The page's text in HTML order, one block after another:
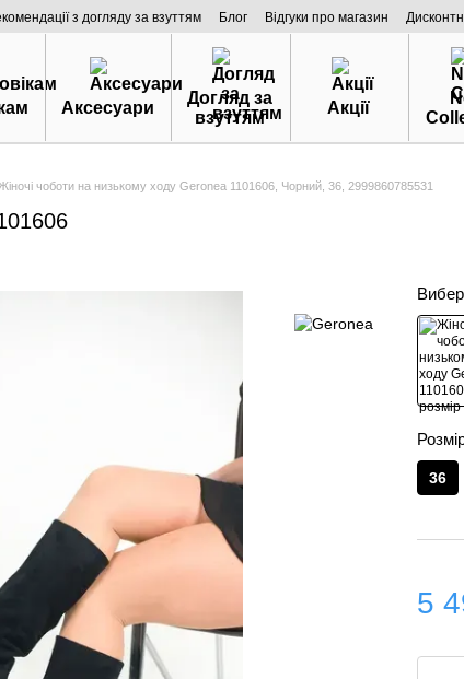
з догляду за взуттям Блог Відгуки про магазин
Аксесуари
Догляд за
взуттям
Акції
Жіночі чоботи на низькому ходу Geronea 1101606, Чорний, 36, 2999860785531
36
5